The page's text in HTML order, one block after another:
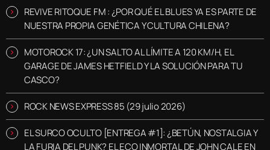
REVIVE RITOQUE FM : ¿POR QUÉ EL BLUES YA ES PARTE DE
NUESTRA PROPIA GENÉTICA Y CULTURA CHILENA?
MOTOROCK 17: ¿UN SALTO AL LÍMITE A 120 KM/H, EL
GARAGE DE JAMES HETFIELD Y LA SOLUCIÓN PARA TU
CASCO?
ROCK NEWS EXPRESS 85 (29 julio 2026)
EL SURCO OCULTO [ENTREGA #1]: ¿BETÚN, NOSTALGIA Y
LA FURIA DEL PUNK? EL ECO INMORTAL DE JOHN CALE EN